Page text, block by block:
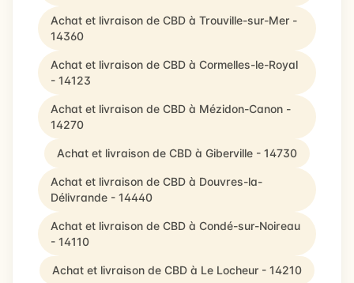
Achat et livraison de CBD à Trouville-sur-Mer -
14360
Achat et livraison de CBD à Cormelles-le-Royal
- 14123
Achat et livraison de CBD à Mézidon-Canon -
14270
Achat et livraison de CBD à Giberville - 14730
Achat et livraison de CBD à Douvres-la-
Délivrande - 14440
Achat et livraison de CBD à Condé-sur-Noireau
- 14110
Achat et livraison de CBD à Le Locheur - 14210